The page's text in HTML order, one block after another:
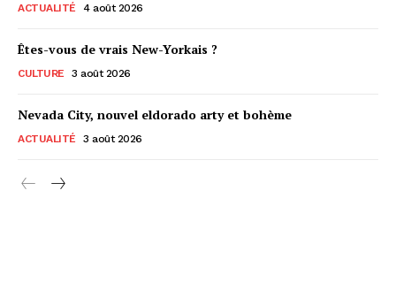
ACTUALITÉ 4 août 2026
Êtes-vous de vrais New-Yorkais ?
CULTURE 3 août 2026
Nevada City, nouvel eldorado arty et bohème
ACTUALITÉ 3 août 2026